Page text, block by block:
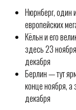
Нюрнберг, один
европейских
Кёльн и его
здесь 23
декабря
Берлин — тут
конце ноября,
декабря